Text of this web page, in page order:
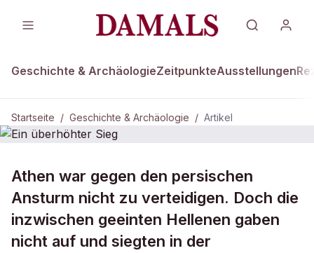
Geschichte & ArchäologieZeitpunkteAusstellungen
Startseite / Geschichte & Archäologie / Artikel
GESCHICHTE & ARCHÄOLOGIE
Ein überhöhter Sieg
Athen war gegen den persischen
Ansturm nicht zu verteidigen. Doch die
inzwischen geeinten Hellenen gaben
nicht auf und siegten in der